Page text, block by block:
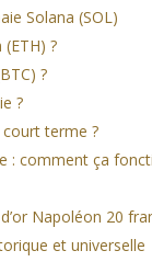
Solana (SOL)
?
?
?
terme ?
: comment ça
Napoléon 20
et universelle